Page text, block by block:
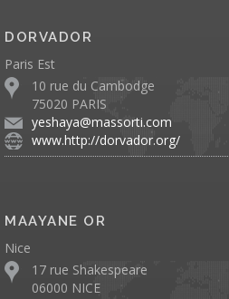
DORVADOR
Paris Est
10 rue du Cambodge
75020 PARIS
yeshaya@massorti.com
www.http://dorvador.org/
MAAYANE OR
Nice
17 rue Shakespeare
06000 NICE